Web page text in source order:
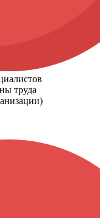
труда